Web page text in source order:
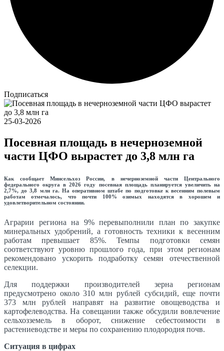
Подписаться
25-03-2026
Посевная площадь в нечерноземной
части ЦФО вырастет до 3,8 млн га
Как сообщает Минсельхоз России, в нечерноземной части Центрального
федерального округа в 2026 году посевная площадь планируется увеличить на
2,7%, до 3,8 млн га. На оперативном штабе по подготовке к весенним полевым
работам отмечалось, что почти 100% озимых находятся в хорошем и
удовлетворительном состоянии.
Аграрии региона на 9% перевыполнили план по закупке
минеральных удобрений, а готовность техники к весенним
работам превышает 85%. Темпы подготовки семян
соответствуют уровню прошлого года, при этом регионам
рекомендовано ускорить подработку семян отечественной
селекции.
Для поддержки производителей зерна регионам
предусмотрено около 310 млн рублей субсидий, еще почти
373 млн рублей направят на развитие овощеводства и
картофелеводства. На совещании также обсудили вовлечение
сельхозземель в оборот, снижение себестоимости в
растениеводстве и меры по сохранению плодородия почв.
Ситуация в цифрах